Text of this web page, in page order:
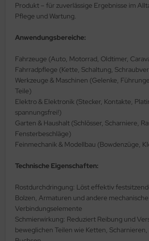
Produkt – für zuverlässige Ergebnisse im
Pflege und Wartung.
Anwendungsbereiche:
Fahrzeuge (Auto, Motorrad, Oldtimer,
Fahrradpflege (Kette, Schaltung,
Werkzeuge & Maschinen (Gelenke,
Teile)
Elektro & Elektronik (Stecker, Kontakte,
spannungsfrei!)
Garten & Haushalt (Schlösser, Scharniere,
Fensterbeschläge)
Feinmechanik & Modellbau (Bowdenzüge,
Technische Eigenschaften:
Rostdurchdringung: Löst effektiv
Bolzen, Armaturen und andere mechanische
Verbindungselemente
Schmierwirkung: Reduziert Reibung und
beweglichen Teilen wie Ketten,